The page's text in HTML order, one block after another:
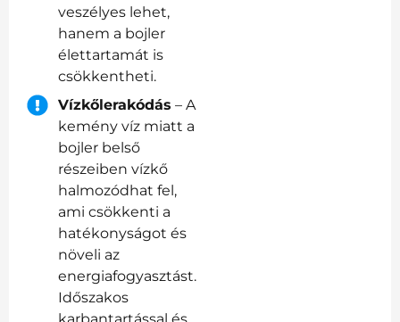
veszélyes lehet,
hanem a bojler
élettartamát is
csökkentheti.
Vízkőlerakódás – A
kemény víz miatt a
bojler belső
részeiben vízkő
halmozódhat fel,
ami csökkenti a
hatékonyságot és
növeli az
energiafogyasztást.
Időszakos
karbantartással és